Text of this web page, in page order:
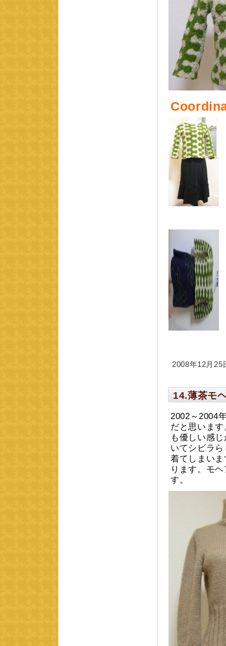
2008年12月
14.薄茶モ
2002～2004
だと思いま
も優しい感
いてシビラ
着てしまい
ります。モ
す。